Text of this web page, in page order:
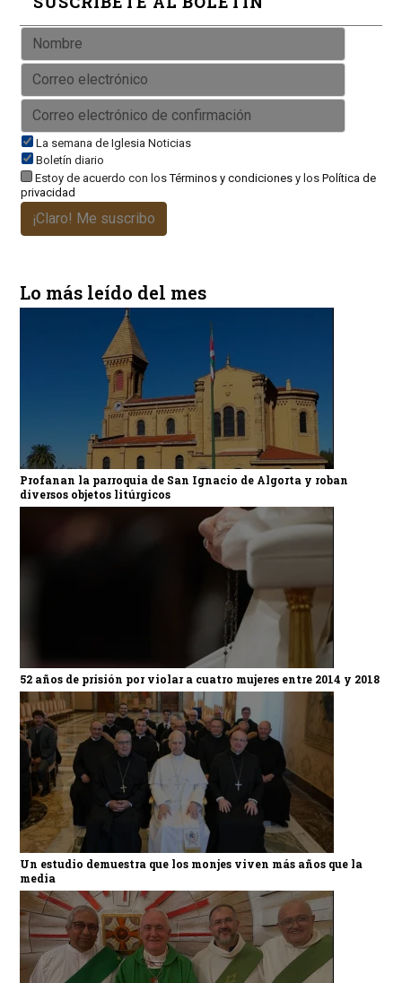
La semana de Iglesia Noticias
Boletín diario
Estoy de acuerdo con losTérminos y condicionesy los Política de
privacidad
¡Claro! Me suscribo
Lo más leído del mes
Profanan la parroquia de San Ignacio de Algorta y roban
diversos objetos litúrgicos
52 años de prisión por violar a cuatro mujeres entre 2014 y 2018
Un estudio demuestra que los monjes viven más años que la
media